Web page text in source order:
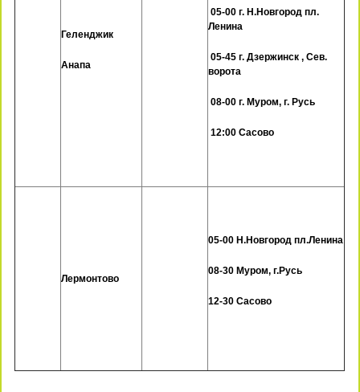
Геленджик
Анапа
05-00 г. Н.Новгород пл.
Ленина
05-45 г. Дзержинск , Сев.
ворота
08-00 г. Муром, г. Русь
12:00 Сасово
Лермонтово
05-00 Н.Новгород пл.Ленина
08-30 Муром, г.Русь
12-30 Сасово